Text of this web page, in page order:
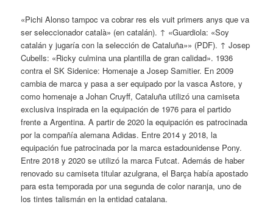
«Pichi Alonso tampoc va cobrar res els vuit primers anys que va
ser seleccionador català» (en catalán). ↑ «Guardiola: «Soy
catalán y jugaría con la selección de Cataluña»» (PDF). ↑ Josep
Cubells: «Ricky culmina una plantilla de gran calidad». 1936
contra el SK Sidenice: Homenaje a Josep Samitier. En 2009
cambia de marca y pasa a ser equipado por la vasca Astore, y
como homenaje a Johan Cruyff, Cataluña utilizó una camiseta
exclusiva inspirada en la equipación de 1976 para el partido
frente a Argentina. A partir de 2020 la equipación es patrocinada
por la compañía alemana Adidas. Entre 2014 y 2018, la
equipación fue patrocinada por la marca estadounidense Pony.
Entre 2018 y 2020 se utilizó la marca Futcat. Además de haber
renovado su camiseta titular azulgrana, el Barça había apostado
para esta temporada por una segunda de color naranja, uno de
los tintes talismán en la entidad catalana.